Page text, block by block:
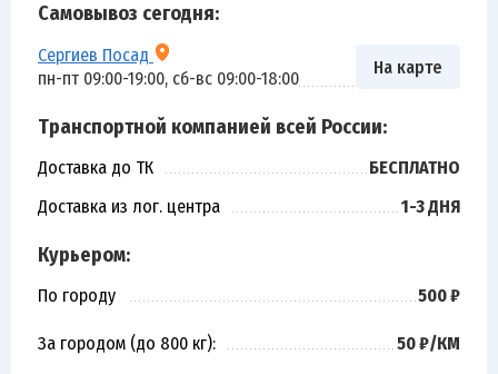
Самовывоз сегодня:
Сергиев Посад
пн-пт 09:00-19:00, сб-вс 09:00-18:00
На карте
Транспортной компанией всей России:
Доставка до ТК
БЕСПЛАТНО
Доставка из лог. центра
1-3 ДНЯ
Курьером:
По городу 500 ₽
За городом (до 800 кг): 50 ₽/КМ